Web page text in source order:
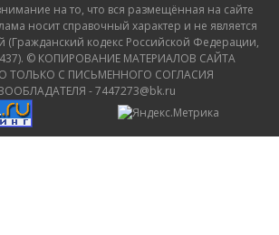
на то, что вся размещённая на сайте
носит справочный характер и не является
(Гражданский кодекс Российской Федерации,
437). © КОПИРОВАНИЕ МАТЕРИАЛОВ САЙТА
ТОЛЬКО С ПИСЬМЕННОГО СОГЛАСИЯ
- 7447273@bk.ru